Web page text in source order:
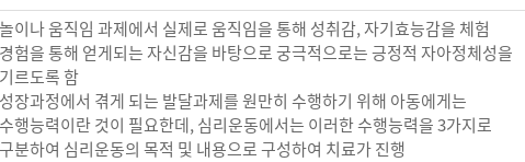
놀이나 움직임 과제에서 실제로 움직임을 통해 성취감, 자기효능감을 체험
경험을 통해 얻게되는 자신감을 바탕으로 궁극적으로는 긍정적 자아정체성을
기르도록 함
성장과정에서 겪게 되는 발달과제를 원만히 수행하기 위해 아동에게는
수행능력이란 것이 필요한데, 심리운동에서는 이러한 수행능력을 3가지로
구분하여 심리운동의 목적 및 내용으로 구성하여 치료가 진행